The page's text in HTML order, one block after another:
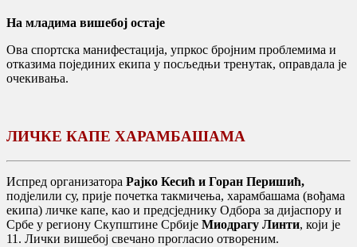
На младима вишебој остаје
Ова спортска манифестација, упркос бројним проблемима и
отказима појединих екипа у посљедњи тренутак, оправдала је
очекивања.
ЛИЧКЕ КАПЕ ХАРАМБАШАМА
Испред организатора Рајко Кесић и Горан Перишић,
подјелили су, прије почетка такмичења, харамбашама (вођама
екипа) личке капе, као и предсједнику Одбора за дијаспору и
Србе у региону Скупштине Србије Миодрагу Линти, који је
11. Лички вишебој свечано прогласио отвореним.